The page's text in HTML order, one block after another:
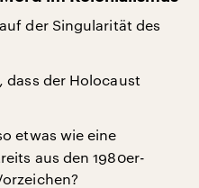
der Singularität des
dass der Holocaust
etwas wie eine
aus den 1980er-